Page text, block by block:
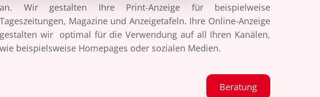
an. Wir gestalten Ihre Print-Anzeige für beispielweise
Tageszeitungen, Magazine und Anzeigetafeln. Ihre Online-Anzeige
gestalten wir optimal für die Verwendung auf all Ihren Kanälen,
wie beispielsweise Homepages oder sozialen Medien.
Beratung